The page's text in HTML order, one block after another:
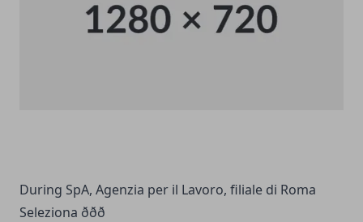
During SpA, Agenzia per il Lavoro, filiale di Roma
Seleziona ððð